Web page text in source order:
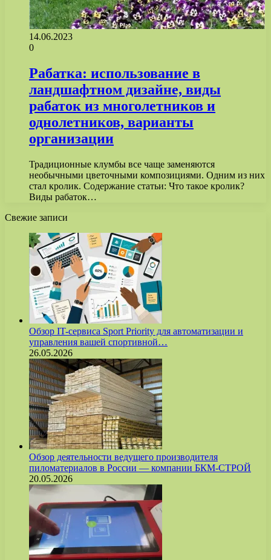
14.06.2023
0
Рабатка: использование в
ландшафтном дизайне, виды
рабаток из многолетников и
однолетников, варианты
организации
Традиционные клумбы все чаще заменяются
необычными цветочными композициями. Одним из них
стал кролик. Содержание статьи: Что такое кролик?
Виды рабаток…
Свежие записи
Обзор IT-сервиса Sport Priority для автоматизации и
управления вашей спортивной…
26.05.2026
Обзор деятельности ведущего производителя
пиломатериалов в России — компании БКМ-СТРОЙ
20.05.2026